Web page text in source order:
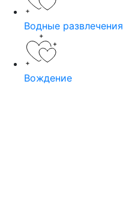
Водные развлечения
Вождение